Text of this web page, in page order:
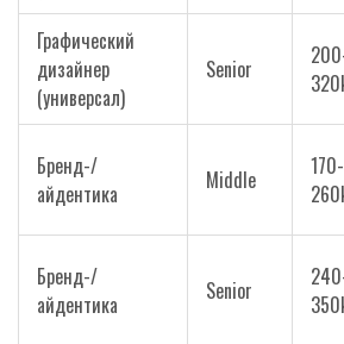
Графический
дизайнер
(универсал)
Senior
Бренд-/
айдентика
Middle
170-
Бренд-/
айдентика
Senior